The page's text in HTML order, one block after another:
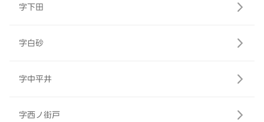
字下田
字白砂
字中平井
字西ノ街戸